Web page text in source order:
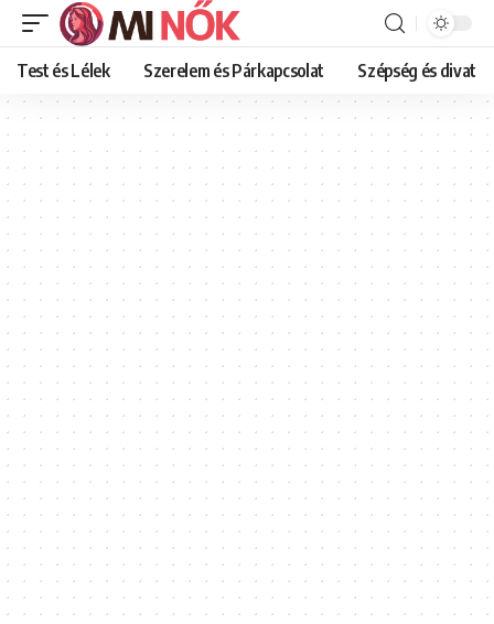
Test és Lélek Szerelem és Párkapcsolat Szépség és divat